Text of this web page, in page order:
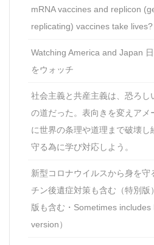
mRNA vaccines and replicon
replicating) vaccines take lives?
Watching America and Japan
をウォッチ
社会主義と共産主義は、恐ろし
の道だった。表向きを変えアメ
に世界の条理や道理まで破壊し
守る為に学び対応しよう。
新型コロナウイルスから身を守
チン後遺症対策も含む（特別版
版も含む・Sometimes includes
version）